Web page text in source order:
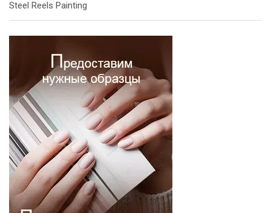
Steel Reels Painting